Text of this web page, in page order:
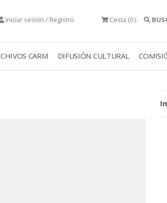
Iniciar sesión / Registro Cesta (0 )
CARM DIFUSIÓN CULTURAL